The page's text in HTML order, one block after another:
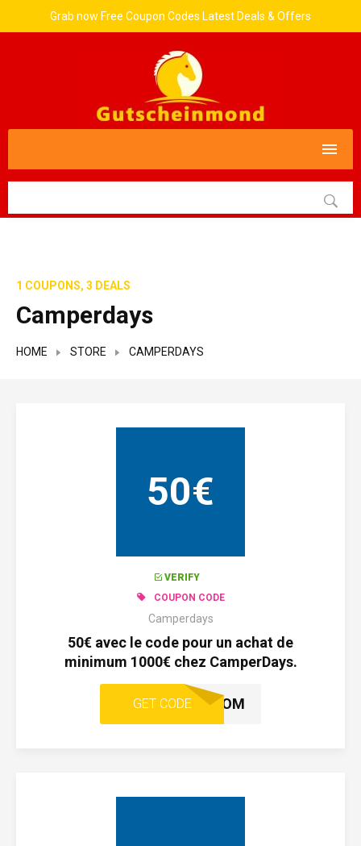
Grab now Free Coupon Codes Latest Deals & Offers
1 COUPONS, 3 DEALS
Camperdays
HOME STORE CAMPERDAYS
50€
VERIFY
COUPON CODE
Camperdays
50€ avec le code pour un achat de
minimum 1000€ chez CamperDays.
GET CODE
22CMPRDOM